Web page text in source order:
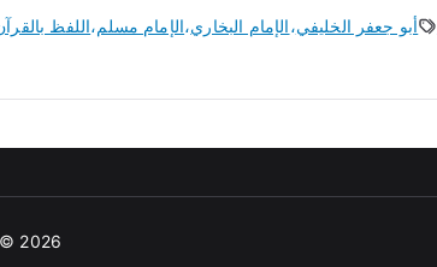
أبو جعفر الخليفي،الإمام البخاري،الإمام مسلم،اللفظ
2026